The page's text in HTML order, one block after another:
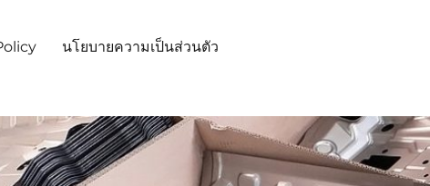
นโยบายความเป็นส่วนตัว